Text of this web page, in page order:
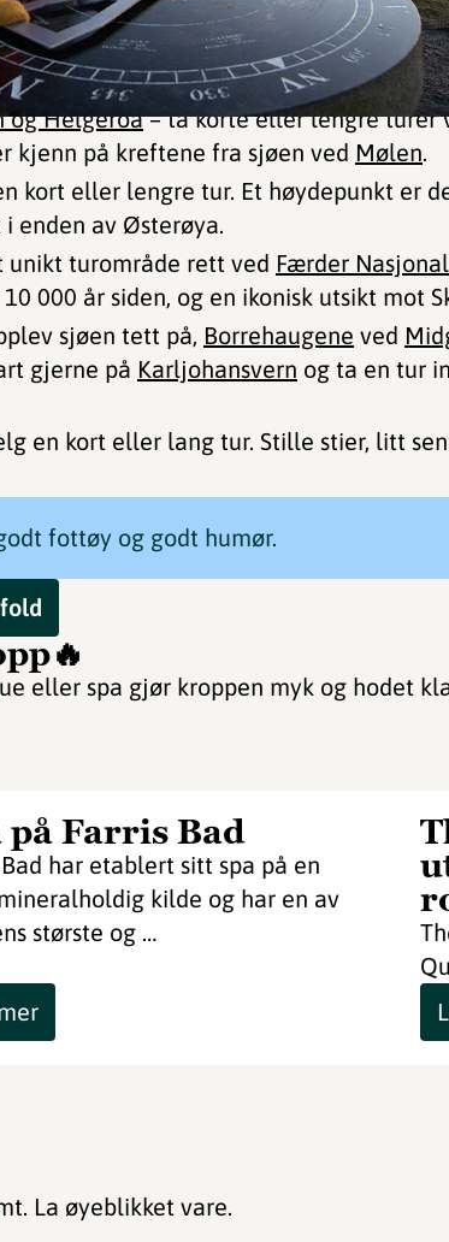
og Helgeroa– ta korte eller lengre turer
kjenn på kreftene fra sjøen ved Mølen.
kort eller lengre tur. Et høydepunkt er
i enden av Østerøya.
unikt turområde rett ved Færder
000 år siden, og en ikonisk utsikt mot
sjøen tett på, Borrehaugene ved
gjerne på Karljohansvern og ta en tur
en kort eller lang tur. Stille stier, litt
fottøy og godt humør.
eller spa gjør kroppen myk og hodet
på Farris Bad
Bad har etablert sitt spa på en
kilde og har en av
største og …
La øyeblikket vare.